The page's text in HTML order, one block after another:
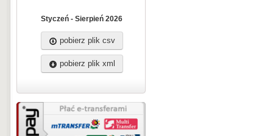
Styczeń - Sierpień 2026
pobierz plik csv
pobierz plik xml